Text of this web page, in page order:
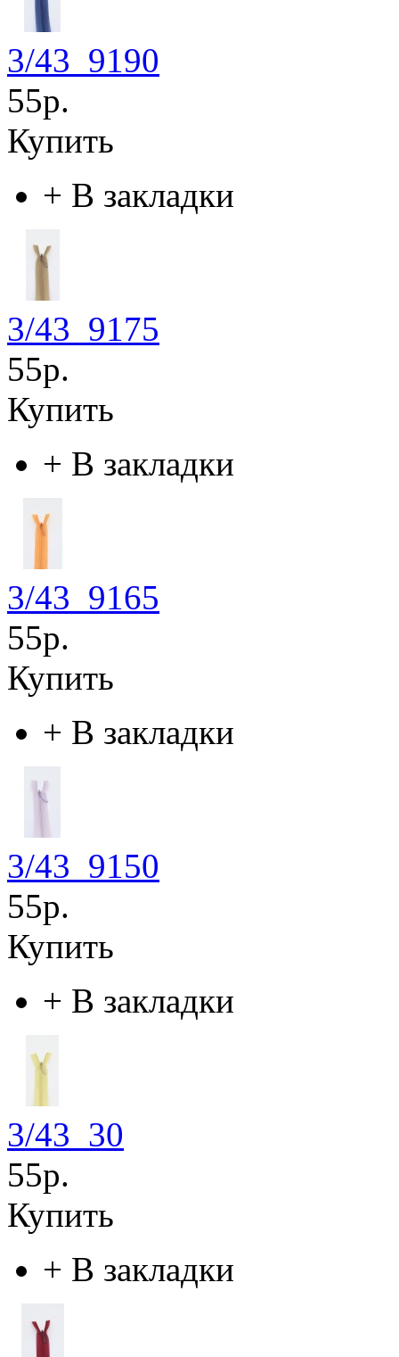
3/43_9190
55р.
Купить
+ В закладки
3/43_9175
55р.
Купить
+ В закладки
3/43_9165
55р.
Купить
+ В закладки
3/43_9150
55р.
Купить
+ В закладки
3/43_30
55р.
Купить
+ В закладки